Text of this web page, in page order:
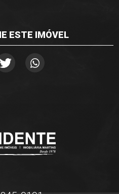
ESTE IMÓVEL